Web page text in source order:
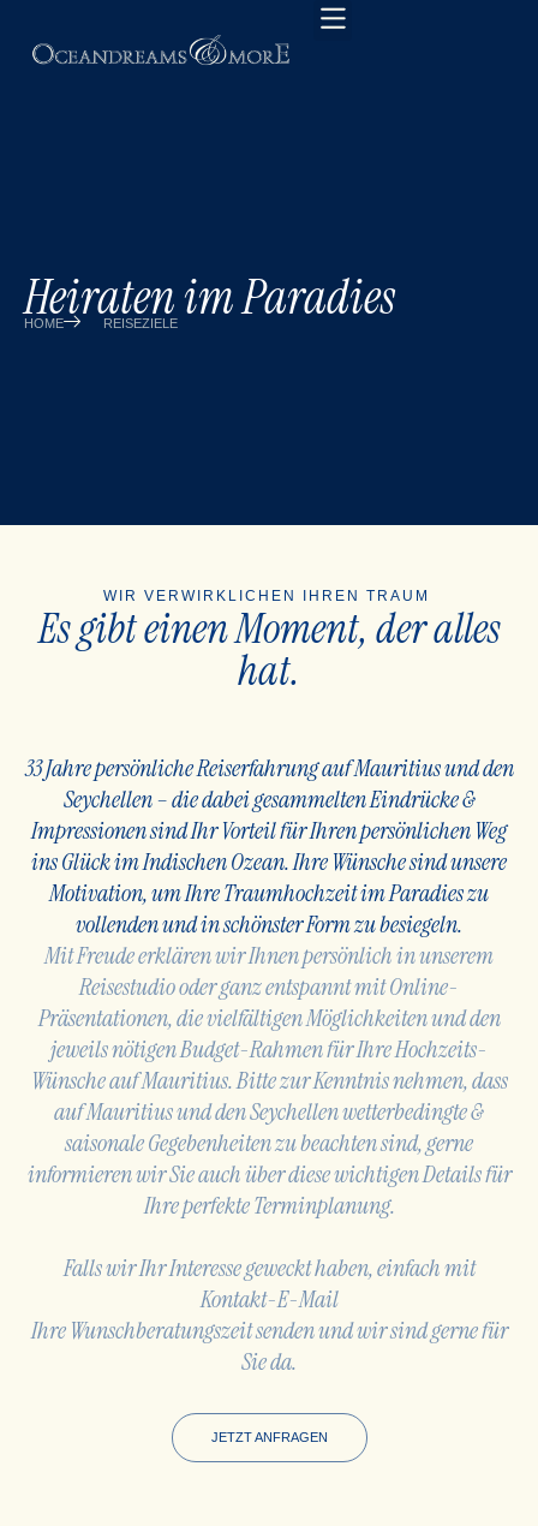
Heiraten im Paradies
HOME REISEZIELE
WIR VERWIRKLICHEN IHREN TRAUM
Es gibt einen Moment, der alles
hat.
33 Jahre persönliche Reiserfahrung auf Mauritius und den
Seychellen – die dabei gesammelten Eindrücke &
Impressionen sind Ihr Vorteil für Ihren persönlichen Weg
ins Glück im Indischen Ozean. Ihre Wünsche sindunsere
Motivation, um Ihre Traumhochzeit im Paradies zu
vollenden und in schönster Form zu besiegeln.
Mit Freude erklären wir Ihnen persönlich in unserem
Reisestudio oder ganz entspannt mit Online-
Präsentationen, die vielfältigen Möglichkeiten und den
jeweils nötigen Budget-Rahmen für Ihre Hochzeits-
Wünsche auf Mauritius. Bitte zur Kenntnis nehmen, dass
auf Mauritius und den Seychellen wetterbedingte&
saisonale Gegebenheiten zu beachten sind, gerne
informieren wir Sie auch über diese wichtigen Detailsfür
Ihre perfekte Terminplanung.
Falls wir Ihr Interesse geweckt haben, einfach mit
Kontakt-E-Mail
Ihre Wunschberatungszeit senden und wir sind gerne für
Sie da.
JETZT ANFRAGEN